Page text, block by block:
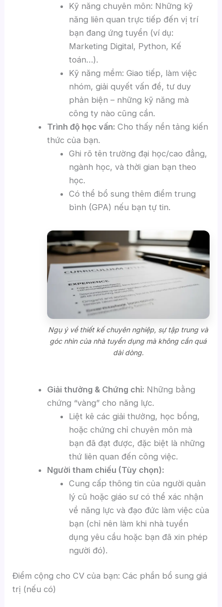
Kỹ năng chuyên môn: Những kỹ
năng liên quan trực tiếp đến vị trí
bạn đang ứng tuyển (ví dụ:
Marketing Digital, Python, Kế
toán…).
Kỹ năng mềm: Giao tiếp, làm việc
nhóm, giải quyết vấn đề, tư duy
phản biện – những kỹ năng mà
công ty nào cũng cần.
Trình độ học vấn: Cho thấy nền tảng kiến
thức của bạn.
Ghi rõ tên trường đại học/cao đẳng,
ngành học, và thời gian bạn theo
học.
Có thể bổ sung thêm điểm trung
bình (GPA) nếu bạn tự tin.
Ngụ ý về thiết kế chuyên nghiệp, sự tập trung và
góc nhìn của nhà tuyển dụng mà không cần quá
dài dòng.
Giải thưởng & Chứng chỉ: Những bằng
chứng “vàng” cho năng lực.
Liệt kê các giải thưởng, học bổng,
hoặc chứng chỉ chuyên môn mà
bạn đã đạt được, đặc biệt là những
thứ liên quan đến công việc.
Người tham chiếu (Tùy chọn):
Cung cấp thông tin của người quản
lý cũ hoặc giáo sư có thể xác nhận
về năng lực và đạo đức làm việc của
bạn (chỉ nên làm khi nhà tuyển
dụng yêu cầu hoặc bạn đã xin phép
người đó).
Điểm cộng cho CV của bạn: Các phần bổ sung giá
trị (nếu có)